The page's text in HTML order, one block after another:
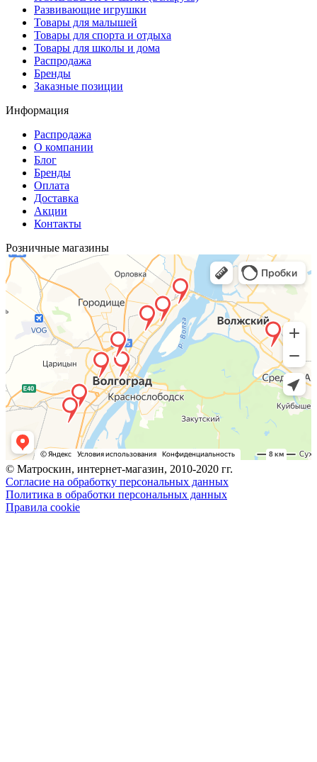
Развивающие игрушки
Товары для малышей
Товары для спорта и отдыха
Товары для школы и дома
Распродажа
Бренды
Заказные позиции
Информация
Распродажа
О компании
Блог
Бренды
Оплата
Доставка
Акции
Контакты
Розничные магазины
© Матроскин, интернет-магазин, 2010-2020 гг.
Согласие на обработку персональных данных
Политика в обработки персональных данных
Правила cookie